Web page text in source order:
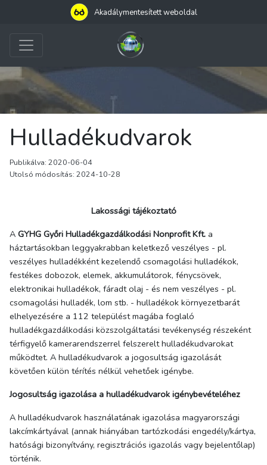
Akadálymentesített weboldal
Hulladékudvarok
Publikálva: 2020-06-04
Utolsó módosítás: 2024-10-28
Lakossági tájékoztató
A GYHG Győri Hulladékgazdálkodási Nonprofit Kft. a
háztartásokban leggyakrabban keletkező veszélyes - pl.
veszélyes hulladékként kezelendő csomagolási hulladékok,
festékes dobozok, elemek, akkumulátorok, fénycsövek,
elektronikai hulladékok, fáradt olaj - és nem veszélyes - pl.
csomagolási hulladék, lom stb. - hulladékok környezetbarát
elhelyezésére a 112 települést magába foglaló
hulladékgazdálkodási közszolgáltatási tevékenység részeként
térfigyelő kamerarendszerrel felszerelt hulladékudvarokat
működtet. A hulladékudvarok a jogosultság igazolását
követően külön térítés nélkül vehetőek igénybe.
Jogosultság igazolása a hulladékudvarok igénybevételéhez
A hulladékudvarok használatának igazolása magyarországi
lakcímkártyával (annak hiányában tartózkodási engedély/kártya,
hatósági bizonyítvány, regisztrációs igazolás vagy bejelentőlap)
történik.